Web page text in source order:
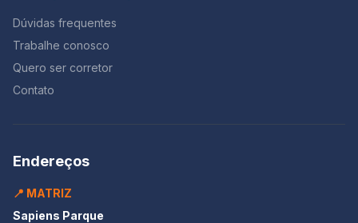
Dúvidas frequentes
Trabalhe conosco
Quero ser corretor
Contato
Endereços
📍 MATRIZ
Sapiens Parque